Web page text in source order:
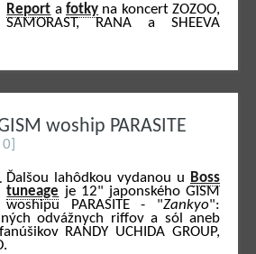
Report afotky na koncert ZOZOO,
SAMORAST, RANA a SHEEVA
woship PARASITE
Ďalšou lahôdkou vydanou u Boss
tuneage je 12" japonského GISM
woshipu PARASITE - "Zankyo":
odvážnych riffov a sól aneb
RANDY UCHIDA GROUP,